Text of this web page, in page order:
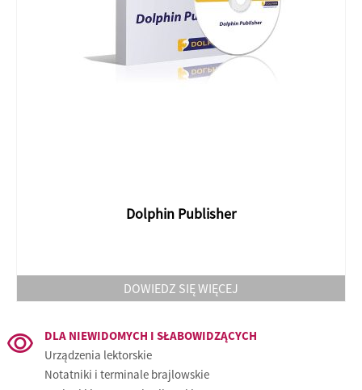
Dolphin Publisher
DOWIEDZ SIĘ WIĘCEJ
DLA NIEWIDOMYCH I SŁABOWIDZĄCYCH
Urządzenia lektorskie
Notatniki i terminale brajlowskie